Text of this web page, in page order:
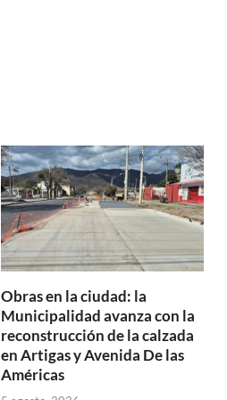
Obras en la ciudad: la
Municipalidad avanza con la
reconstrucción de la calzada
en Artigas y Avenida De las
Américas